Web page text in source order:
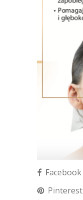
Facebook
Pinterest